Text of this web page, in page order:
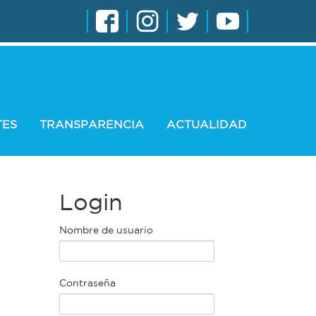
TRANSPARENCIA ACTUALIDAD
Login
Nombre de usuario
Contraseña